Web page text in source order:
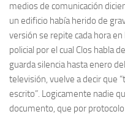
medios de comunicación
un edificio había herido de
versión se repite cada hora
policial por el cual Clos habla
guarda silencia hasta enero
televisión, vuelve a decir que
escrito”. Logicamente nadie
documento, que por